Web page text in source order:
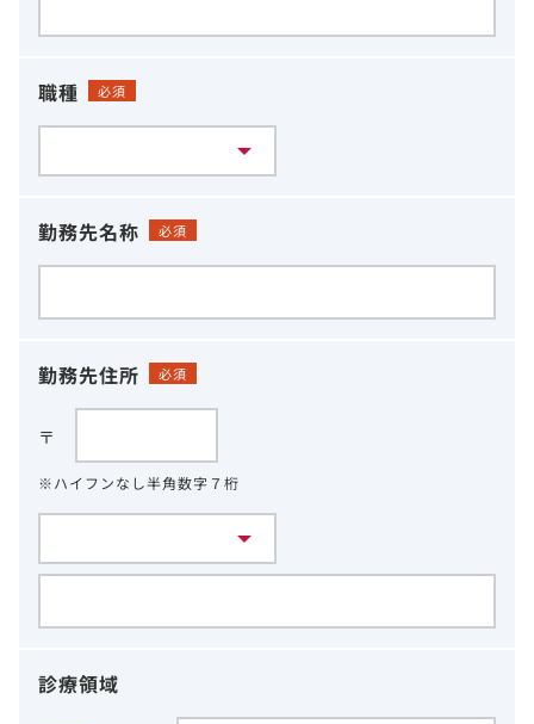
職種 必須
勤務先名称 必須
勤務先住所 必須
〒
※ハイフンなし半角数字７桁
診療領域